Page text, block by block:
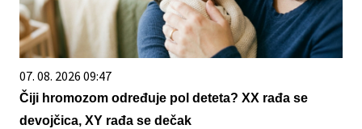
07. 08. 2026 09:47
Čiji hromozom određuje pol deteta? XX rađa se
devojčica, XY rađa se dečak